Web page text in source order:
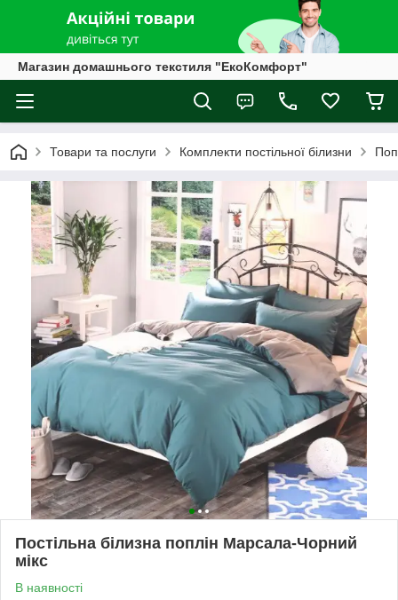
Магазин домашнього текстиля "ЕкоКомфорт"
Товари та послуги Комплекти постільної білизни
Постільна білизна поплін Марсала-Чорний
мікс
В наявності